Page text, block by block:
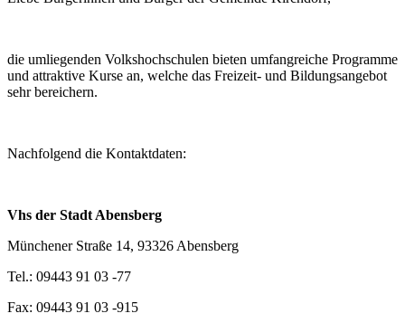
die umliegenden Volkshochschulen bieten umfangreiche Programme
und attraktive Kurse an, welche das Freizeit- und Bildungsangebot
sehr bereichern.
Nachfolgend die Kontaktdaten:
Vhs der Stadt Abensberg
Münchener Straße 14, 93326 Abensberg
Tel.: 09443 91 03 -77
Fax: 09443 91 03 -915